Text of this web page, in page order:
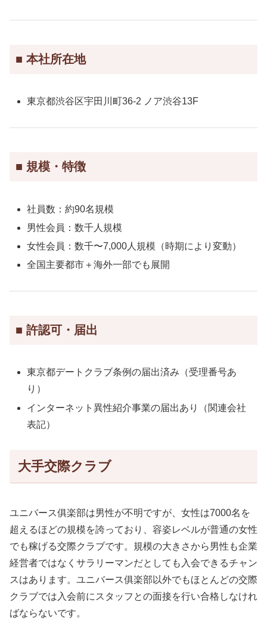
■ 本社所在地
東京都渋谷区宇田川町36-2 ノア渋谷13F
■ 規模・特徴
社員数：約90名規模
男性会員：数千人規模
女性会員：数千〜7,000人規模（時期により変動）
全国主要都市＋海外一部でも展開
■ 許認可・届出
東京都デートクラブ条例の届出済み（受理番号あ
り）
インターネット異性紹介事業の届出あり（関連会社
表記）
大手交際クラブ
ユニバース俱楽部は男性が不明ですが、女性は7000名を
超えるほどの規模を誇っており、容姿レベルが普通の女性
でも稼げる交際クラブです。規模の大きさから男性も企業
経営者ではなくサラリーマンだとしても入会できるチャン
スはあります。ユニバース俱楽部以外でもほとんどの交際
クラブでは入会前にスタッフとの面接を行い合格しなけれ
ばならないです。